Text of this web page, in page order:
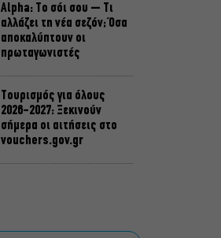
Alpha: Το σόι σου – Τι
αλλάζει τη νέα σεζόν; Όσα
αποκαλύπτουν οι
πρωταγωνιστές
Τουρισμός για όλους
2026-2027: Ξεκινούν
σήμερα οι αιτήσεις στο
vouchers.gov.gr
συγκλονιστικό timelapse